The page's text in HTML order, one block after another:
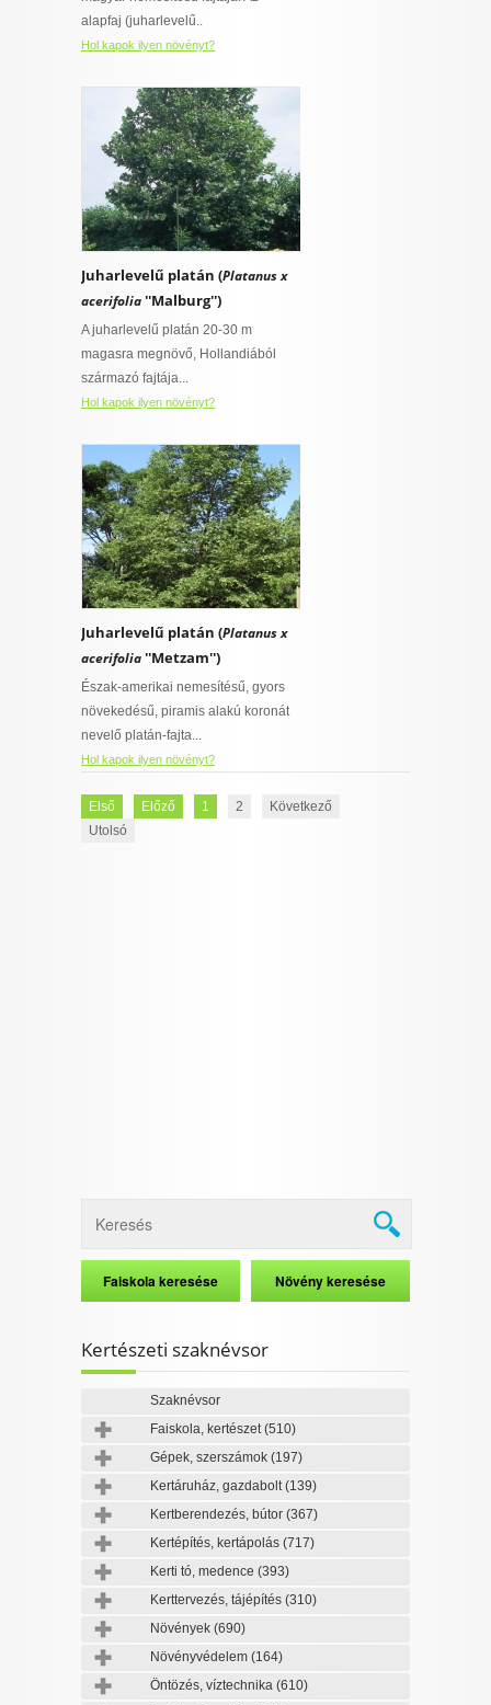
alapfaj (juharlevelű..
Hol kapok ilyen növényt?
Juharlevelű platán (Platanus x
acerifolia''Malburg'')
A juharlevelű platán 20-30 m
magasra megnövő, Hollandiából
származó fajtája...
Hol kapok ilyen növényt?
Juharlevelű platán (Platanus x
acerifolia''Metzam'')
Észak-amerikai nemesítésű, gyors
növekedésű, piramis alakú koronát
nevelő platán-fajta...
Hol kapok ilyen növényt?
Első Előző 1 2
Következő
Utolsó
Kertészeti szaknévsor
Szaknévsor
Faiskola, kertészet(510)
Gépek, szerszámok (197)
Kertáruház, gazdabolt(139)
Kertberendezés, bútor (367)
Kertépítés, kertápolás (717)
Kerti tó, medence (393)
Kerttervezés, tájépítés (310)
Növények (690)
Növényvédelem (164)
Öntözés, víztechnika (610)